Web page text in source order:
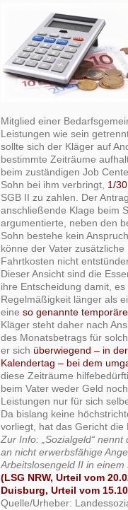
Mitglied einer
Leistungen wie sein
sollte sich der Kläger auf
bestimmte Zeiträume
beim zuständigen Job
Sohn bei ihm verbringt, 1/
SGB II zu zahlen. Der
anschließende Klage beim
argumentierte, neben den
Sohn bestehe kein
könne der Vater
Fahrtkosten nicht
Dieser Ansicht sind die
ihre Entscheidung damit,
Regel­mäßigkeit länger als
eineso genannte
Kläger steht daher nach
des Monatsbe­trags für
er sich über­wiegend – in
Kalendertag – bei dem
diese Zeiträume
beim Vater weder Geld
Leistungen nur für sich
Da bislang keine
vorliegt, hat das Gericht die
Zur Info: „Sozialgeld“
an nicht erwerbsfähige
Arbeitslosengeld II in einem
(LSG NRW, Urteil vom
Duisburg, Urteil vom
Quelle/Urheber: